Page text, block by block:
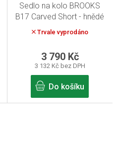
Sedlo na kolo BROOKS
B17 Carved Short - hnědé
Trvale vyprodáno
3 132 Kč bez DPH
3 790 Kč
Do košíku